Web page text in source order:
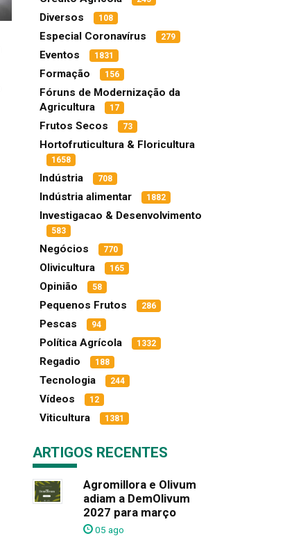
Diversos 108
Especial Coronavírus 279
Eventos 1831
Formação 156
Fóruns de Modernização da
Agricultura
17
Frutos Secos 73
Hortofruticultura & Floricultura
1658
Indústria 708
Indústria alimentar 1882
Investigacao & Desenvolvimento
583
Negócios 770
Olivicultura 165
Opinião 58
Pequenos Frutos 286
Pescas 94
Política Agrícola 1332
Regadio 188
Tecnologia 244
Vídeos 12
Viticultura 1381
ARTIGOS RECENTES
Agromillora e Olivum
adiam a DemOlivum
2027 para março
05 ago